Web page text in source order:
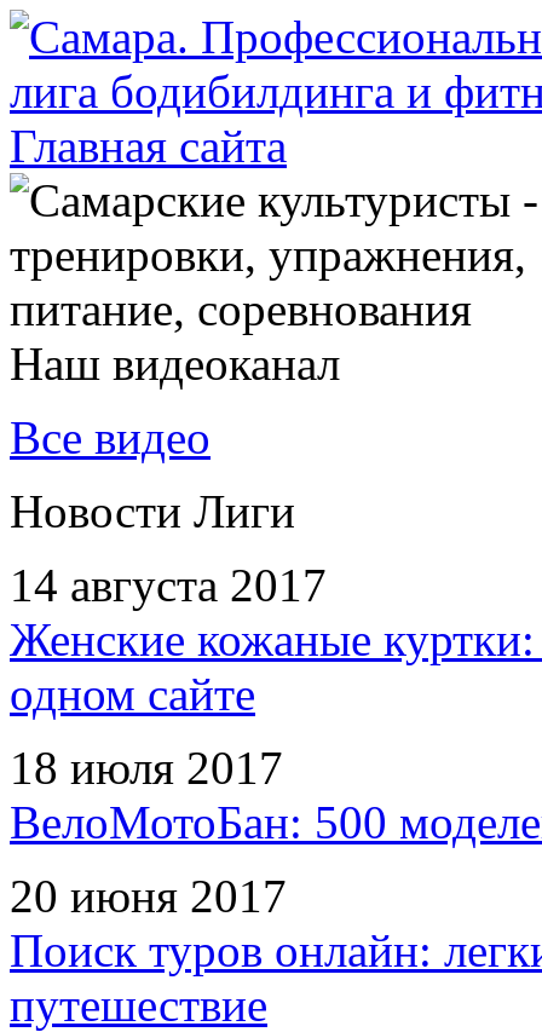
Наш видеоканал
Все видео
Новости Лиги
14 августа 2017
Женские кожаные
одном сайте
18 июля 2017
ВелоМотоБан: 500
20 июня 2017
Поиск туров онлайн:
путешествие